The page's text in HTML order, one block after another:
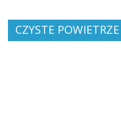
CZYSTE POWIETRZE